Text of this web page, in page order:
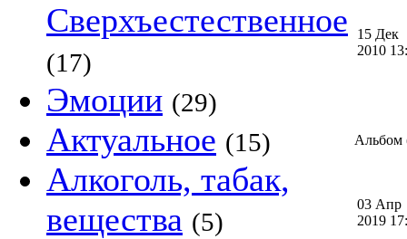
Сверхъестественное
(17)
Эмоции (29)
Актуальное (15)
Алкоголь, табак,
вещества (5)
15 Дек
2010
Альбом
03 Апр
2019